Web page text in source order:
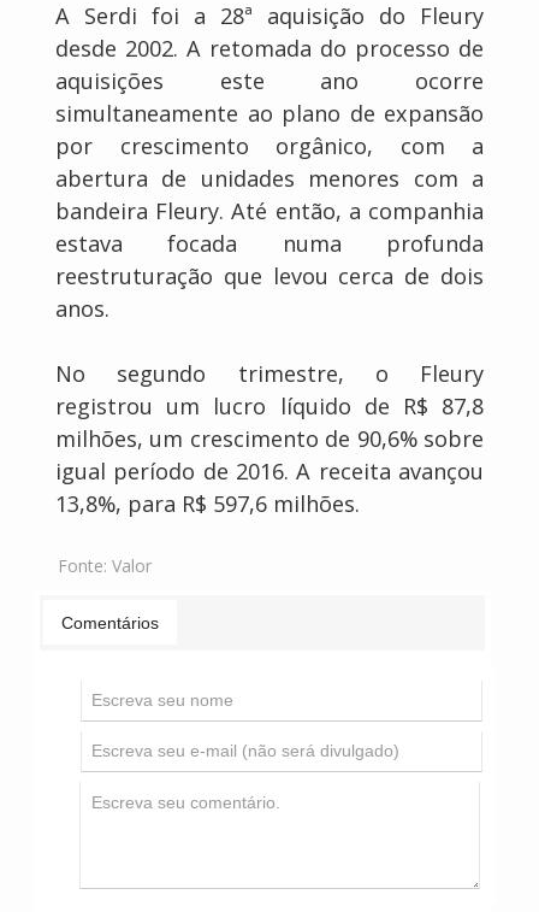
A Serdi foi a 28ª aquisição do Fleury
desde 2002. A retomada do processo de
aquisições este ano ocorre
simultaneamente ao plano de expansão
por crescimento orgânico, com a
abertura de unidades menores com a
bandeira Fleury. Até então, a companhia
estava focada numa profunda
reestruturação que levou cerca de dois
anos.
No segundo trimestre, o Fleury
registrou um lucro líquido de R$ 87,8
milhões, um crescimento de 90,6% sobre
igual período de 2016. A receita avançou
13,8%, para R$ 597,6 milhões.
Fonte: Valor
Comentários